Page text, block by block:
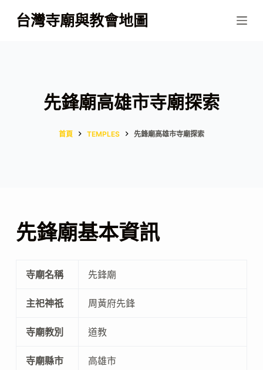
跳
至
台灣寺廟與教會地圖
先鋒廟高雄市寺廟探索
首頁 TEMPLES 先鋒廟高雄市寺廟探索
先鋒廟基本資訊
寺廟名稱 先鋒廟
主祀神祇 周黃府先鋒
寺廟教別 道教
寺廟縣市 高雄市